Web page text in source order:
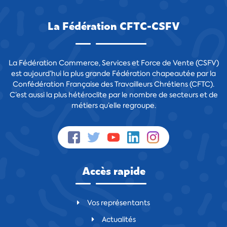
La Fédération CFTC-CSFV
La Fédération Commerce, Services et Force de Vente (CSFV)
est aujourd’hui la plus grande Fédération chapeautée par la
Confédération Française des Travailleurs Chrétiens (CFTC).
C’est aussi la plus hétéroclite par le nombre de secteurs et de
métiers qu’elle regroupe.
Accès rapide
Vos représentants
Actualités